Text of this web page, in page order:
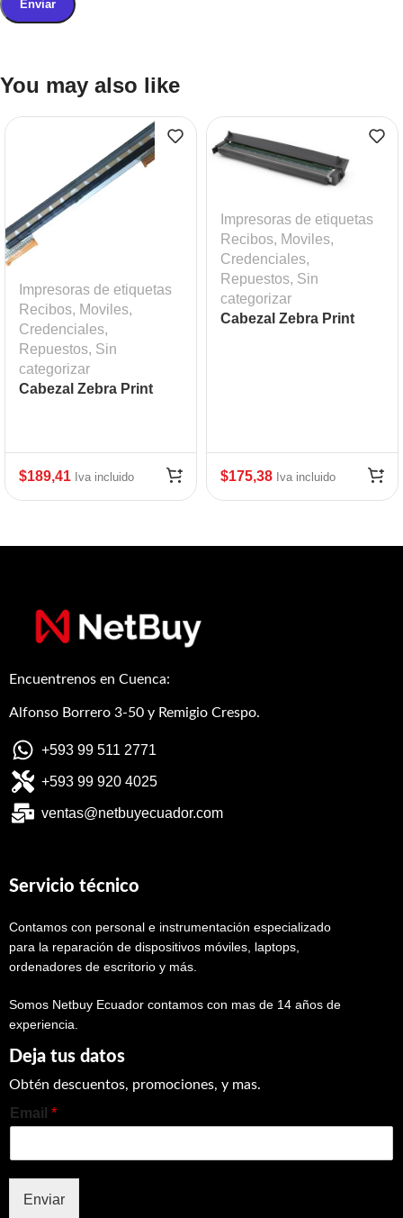
You may also like
Impresoras de etiquetas
Recibos, Moviles,
Credenciales,
Repuestos, Sin
categorizar
Cabezal Zebra Print
$189,41 Iva incluido
Impresoras de etiquetas
Recibos, Moviles,
Credenciales,
Repuestos, Sin
categorizar
Cabezal Zebra Print
$175,38 Iva incluido
Encuentrenos en Cuenca:
Alfonso Borrero 3-50 y Remigio Crespo.
+593 99 511 2771
+593 99 920 4025
ventas@netbuyecuador.com
Servicio técnico
Contamos con personal e instrumentación especializado
para la reparación de dispositivos móviles, laptops,
ordenadores de escritorio y más.
Somos Netbuy Ecuador contamos con mas de 14 años de
experiencia.
Deja tus datos
Obtén descuentos, promociones, y mas.
Email *
Enviar